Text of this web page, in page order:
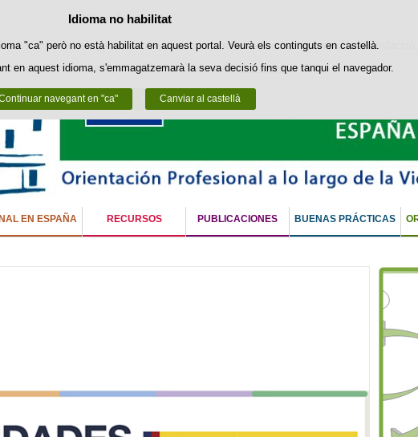
Política de cookies
per facilitar la navegació i cookies de tercers per obtenir estadístiques d'ús i satisfacció.
més informació a l'apartat "Cookies" del nostreavís legal.
Acceptar Rebutjar
Idioma no habilitat
"ca" però no està habilitat en aquest portal. Veurà els continguts en castellà.
en aquest idioma, s'emmagatzemarà la seva decisió fins que tanqui el navegador.
navegant en "ca" Canviar al castellà
Passar al contingut
EN ESPAÑA RECURSOS PUBLICACIONES BUENAS PRÁCTICAS